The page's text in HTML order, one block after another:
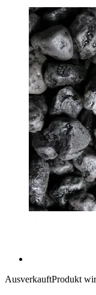
AusverkauftProdukt